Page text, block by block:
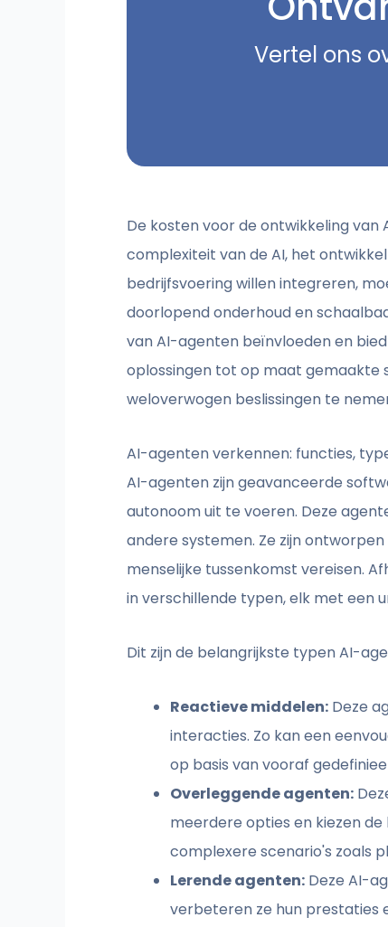
Vertel ons
De kosten voor de ontwikkeling
complexiteit van de AI, het
bedrijfsvoering willen integreren,
doorlopend onderhoud en
van AI-agenten beïnvloeden en
oplossingen tot op maat gemaakte
weloverwogen beslissingen te
AI-agenten verkennen: functies,
AI-agenten zijn geavanceerde
autonoom uit te voeren. Deze
andere systemen. Ze zijn
menselijke tussenkomst vereisen.
in verschillende typen, elk met een
Dit zijn de belangrijkste typen AI-
Reactieve middelen: Deze
interacties. Zo kan een
op basis van vooraf
Overleggende agenten:
meerdere opties en kiezen
complexere scenario's zoals
Lerende agenten: Deze AI-
verbeteren ze hun prestaties